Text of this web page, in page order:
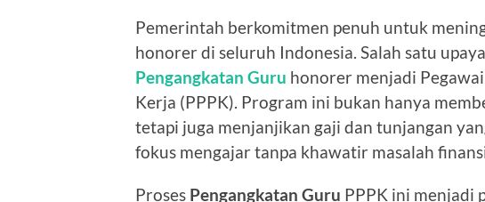
Pemerintah berkomitmen penuh untuk
honorer di seluruh Indonesia. Salah satu
Pengangkatan Guru honorer menjadi
Kerja (PPPK). Program ini bukan hanya
tetapi juga menjanjikan gaji dan tunjangan
fokus mengajar tanpa khawatir masalah
Proses Pengangkatan Guru PPPK ini menjadi